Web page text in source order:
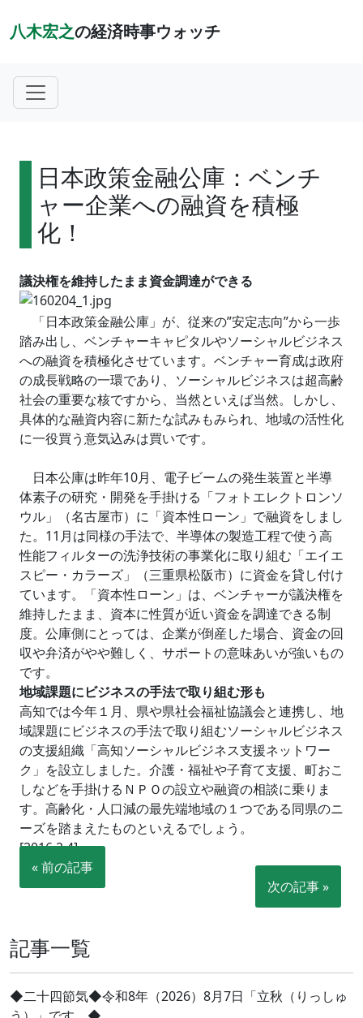
八木宏之の経済時事ウォッチ
日本政策金融公庫：ベンチ
ャー企業への融資を積極
化！
議決権を維持したまま資金調達ができる
「日本政策金融公庫」が、従来の”安定志向”から一歩
踏み出し、ベンチャーキャピタルやソーシャルビジネス
への融資を積極化させています。ベンチャー育成は政府
の成長戦略の一環であり、ソーシャルビジネスは超高齢
社会の重要な核ですから、当然といえば当然。しかし、
具体的な融資内容に新たな試みもみられ、地域の活性化
に一役買う意気込みは買いです。
日本公庫は昨年10月、電子ビームの発生装置と半導
体素子の研究・開発を手掛ける「フォトエレクトロンソ
ウル」（名古屋市）に「資本性ローン」で融資をしまし
た。11月は同様の手法で、半導体の製造工程で使う高
性能フィルターの洗浄技術の事業化に取り組む「エイエ
スピー・カラーズ」（三重県松阪市）に資金を貸し付け
ています。「資本性ローン」は、ベンチャーが議決権を
維持したまま、資本に性質が近い資金を調達できる制
度。公庫側にとっては、企業が倒産した場合、資金の回
収や弁済がやや難しく、サポートの意味あいが強いもの
です。
地域課題にビジネスの手法で取り組む形も
高知では今年１月、県や県社会福祉協議会と連携し、地
域課題にビジネスの手法で取り組むソーシャルビジネス
の支援組織「高知ソーシャルビジネス支援ネットワー
ク」を設立しました。介護・福祉や子育て支援、町おこ
しなどを手掛けるＮＰＯの設立や融資の相談に乗りま
す。高齢化・人口減の最先端地域の１つである同県のニ
ーズを踏まえたものといえるでしょう。
[2016.2.4]
« 前の記事
次の記事 »
記事一覧
◆二十四節気◆令和8年（2026）8月7日「立秋（りっしゅ